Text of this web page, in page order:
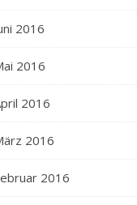
2016
2016
2016
2016
2016